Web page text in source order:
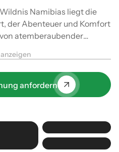
Namibias liegt die
der Abenteuer und Komfort
atemberaubender
bietet die Lodge eine
Entspannung und
anfordern